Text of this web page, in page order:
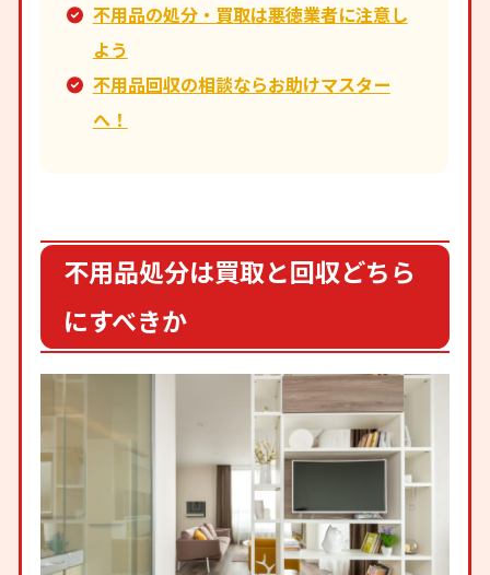
不用品の処分・買取は悪徳業者に注意し
よう
不用品回収の相談ならお助けマスター
へ！
不用品処分は買取と回収どちら
にすべきか